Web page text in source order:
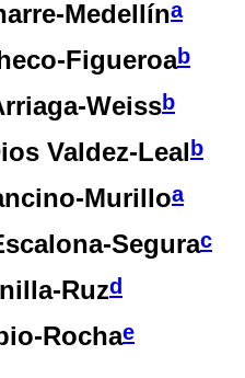
Medellína
Figueroab
Weissb
Valdez-Lealb
Murilloa
Segurac
Ruzd
Rochae